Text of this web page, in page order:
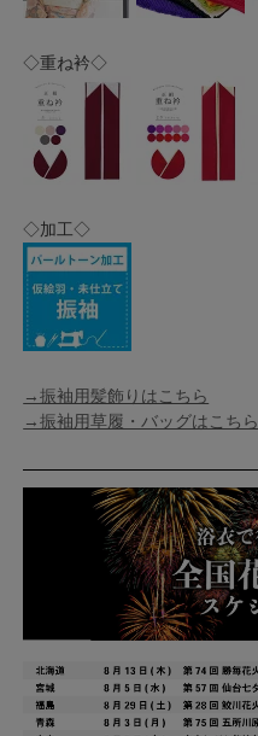
◇重ね衿◇
◇加工◇
→振袖用髪飾りはこちら
→振袖用草履・バッグはこちら